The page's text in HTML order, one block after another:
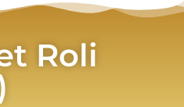
Roli